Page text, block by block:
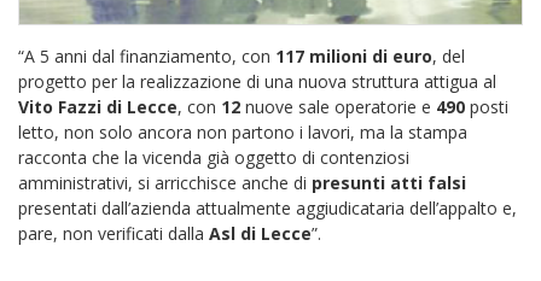
“A 5 anni dal finanziamento, con 117 milioni di euro, del
progetto per la realizzazione di una nuova struttura attigua al
Vito Fazzi di Lecce, con 12 nuove sale operatorie e 490 posti
letto, non solo ancora non partono i lavori, ma la stampa
racconta che la vicenda già oggetto di contenziosi
amministrativi, si arricchisce anche di presunti atti falsi
presentati dall’azienda attualmente aggiudicataria dell’appalto e,
pare, non verificati dalla Asl di Lecce”.